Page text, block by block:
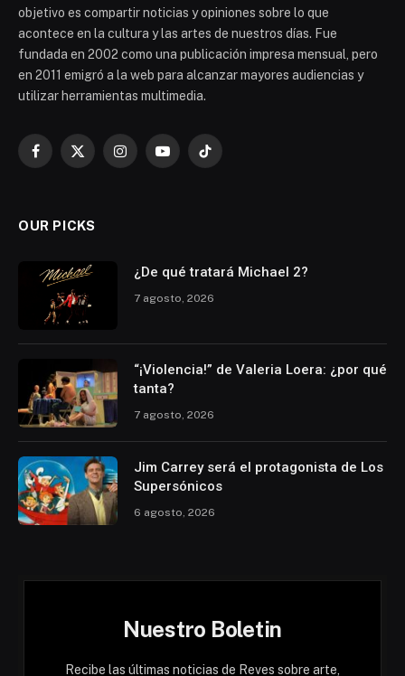
objetivo es compartir noticias y opiniones sobre lo que
acontece en la cultura y las artes de nuestros días. Fue
fundada en 2002 como una publicación impresa mensual, pero
en 2011 emigró a la web para alcanzar mayores audiencias y
utilizar herramientas multimedia.
Facebook
X
InstagramYouTubeTikTok
OUR PICKS
¿De qué tratará Michael 2?
7 agosto, 2026
“¡Violencia!” de Valeria Loera: ¿por qué
tanta?
7 agosto, 2026
Jim Carrey será el protagonista de Los
Supersónicos
6 agosto, 2026
Nuestro Boletin
Recibe las últimas noticias de Reves sobre arte,